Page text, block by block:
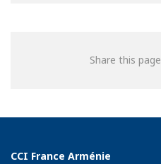
Share this page
CCI France Arménie